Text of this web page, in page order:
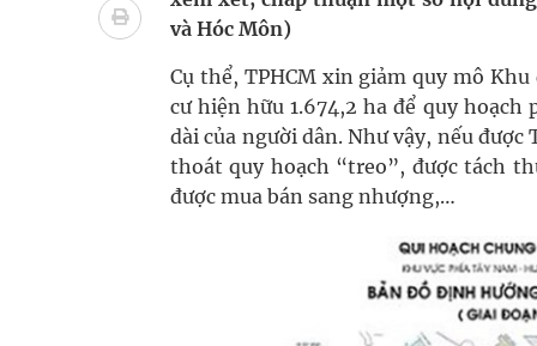
bảo vệ sức khỏe Nhân dân
Không chỉ cắt tóc, Đông Tây Barbershop dành
Bệnh viện không được thu thêm tiền của người
Vương Thành Công: Khi việc học bắt đầu từ trải
Chấn chỉnh hoạt động kinh doanh dược liệu
và Hóc Môn)
Cụ thể, TPHCM xin giảm quy mô
cư hiện hữu 1.674,2 ha để quy
dài của người dân. Như vậy, nếu
thoát quy hoạch “treo”, được tách
được mua bán sang nhượng,…